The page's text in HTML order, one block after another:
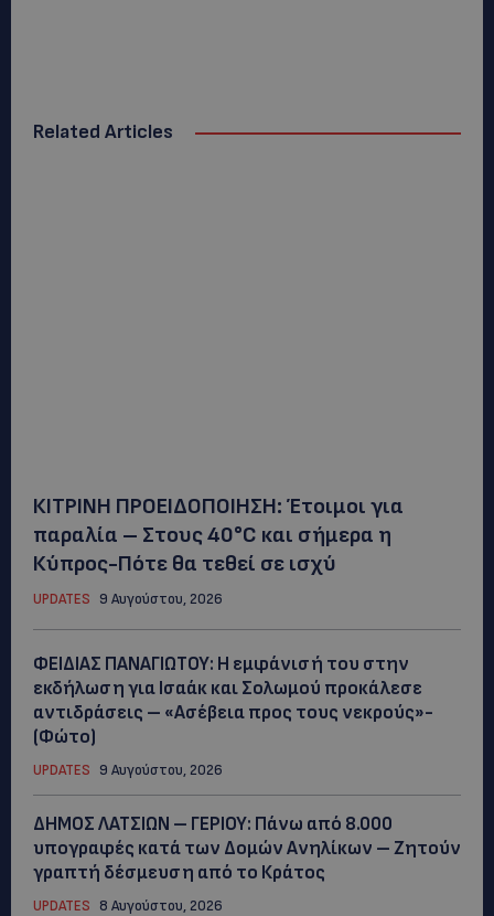
Related Articles
ΚΙΤΡΙΝΗ ΠΡΟΕΙΔΟΠΟΙΗΣΗ: Έτοιμοι για
παραλία – Στους 40°C και σήμερα η
Κύπρος-Πότε θα τεθεί σε ισχύ
UPDATES 9 Αυγούστου, 2026
ΦΕΙΔΙΑΣ ΠΑΝΑΓΙΩΤΟΥ: Η εμφάνισή του στην
εκδήλωση για Ισαάκ και Σολωμού προκάλεσε
αντιδράσεις – «Ασέβεια προς τους νεκρούς»-
(Φώτο)
UPDATES 9 Αυγούστου, 2026
ΔΗΜΟΣ ΛΑΤΣΙΩΝ – ΓΕΡΙΟΥ: Πάνω από 8.000
υπογραφές κατά των Δομών Ανηλίκων – Ζητούν
γραπτή δέσμευση από το Κράτος
UPDATES 8 Αυγούστου, 2026